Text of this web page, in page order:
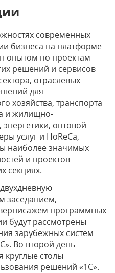
современных
бизнеса на платформе
опытом по проектам
решений и сервисов
отраслевых
для
хозяйства, транспорта
и жилищно-
оптовой
услуг и HoReCa,
наиболее значимых
и проектов
секциях.
заседанием,
программных
будут рассмотрены
зарубежных систем
Во второй день
круглые столы
решений «1С».